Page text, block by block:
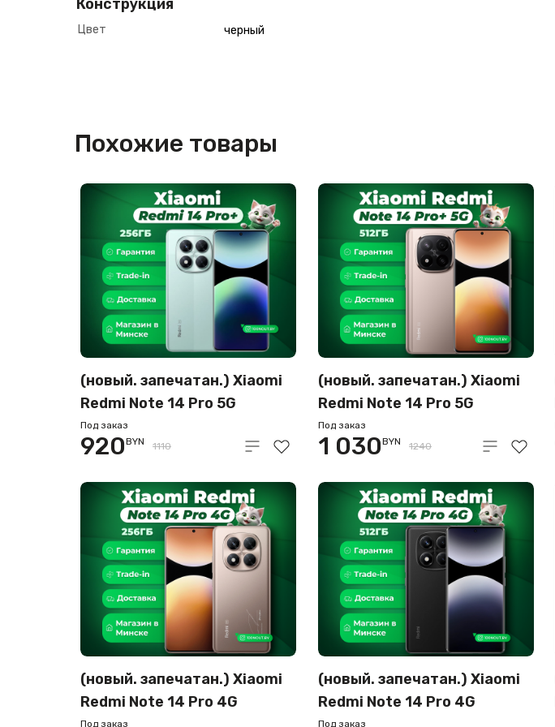
Конструкция
Цвет черный
Похожие товары
(новый. запечатан.) Xiaomi
Redmi Note 14 Pro 5G
12GB/256GB (зеленый)
Под заказ
920BYN 1110
(новый. запечатан.) Xiaomi
Redmi Note 14 Pro 5G
12GB/512GB (золотистый)
Под заказ
1 030BYN 1240
(новый. запечатан.) Xiaomi
Redmi Note 14 Pro 4G
Под заказ
(новый. запечатан.) Xiaomi
Redmi Note 14 Pro 4G
Под заказ